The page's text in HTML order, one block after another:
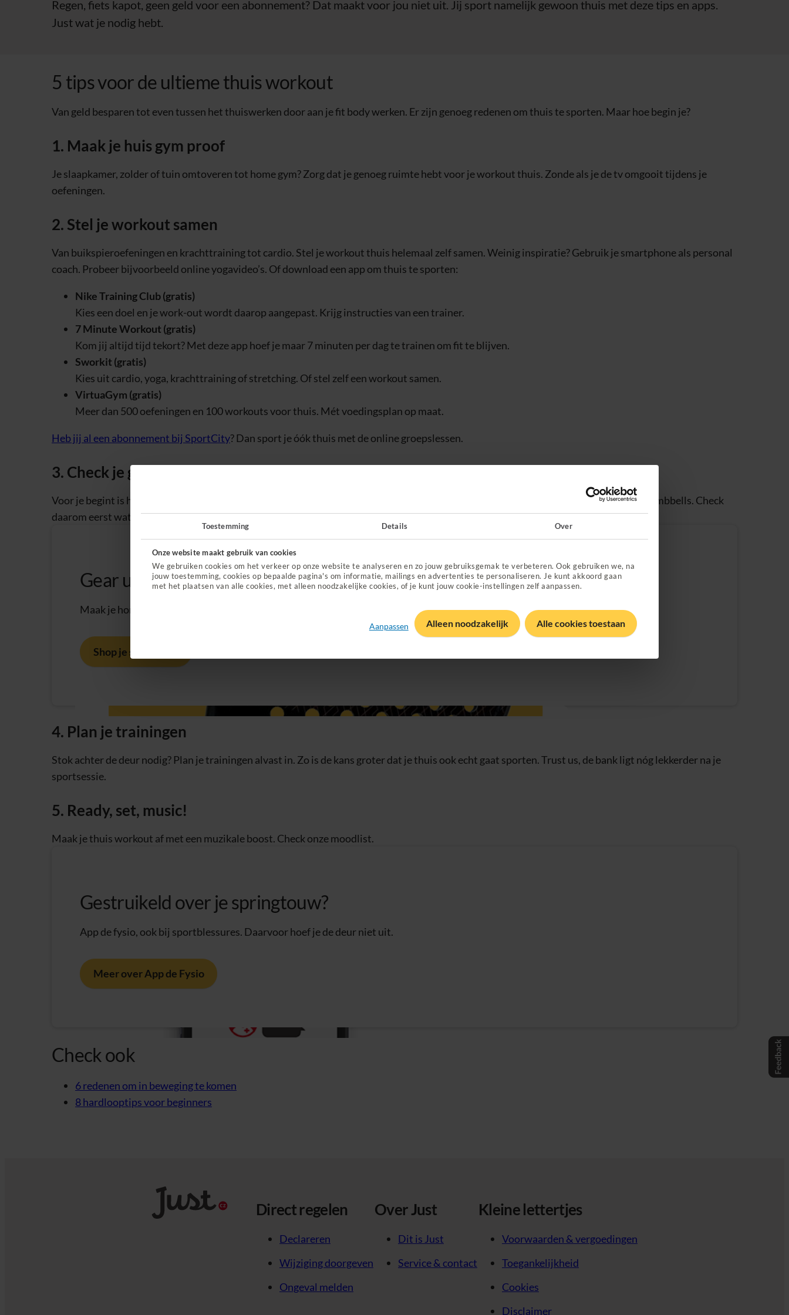
Toestemming Details Over
Onze website maakt gebruik van cookies
We gebruiken cookies om het verkeer op onze website te analyseren en zo jouw gebruiksgemak te verbeteren. Ook gebruiken we, na
jouw toestemming, cookies op bepaalde pagina's om informatie, mailings en advertenties te personaliseren. Je kunt akkoord gaan
met het plaatsen van alle cookies, met alleen noodzakelijke cookies, of je kunt jouw cookie-instellingen zelf aanpassen.
Alleen noodzakelijk
Aanpassen Alle cookies toestaan
Regen, fiets kapot, geen geld voor een abonnement? Dat maakt voor jou niet uit. Jij sport namelijk gewoon thuis met deze tips en apps.
Just wat je nodig hebt.
5 tips voor de ultieme thuis workout
Van geld besparen tot even tussen het thuiswerken door aan je fit body werken. Er zijn genoeg redenen om thuis te sporten. Maar hoe begin je?
1. Maak je huis gym proof
Je slaapkamer, zolder of tuin omtoveren tot home gym? Zorg dat je genoeg ruimte hebt voor je workout thuis. Zonde als je de tv omgooit tijdens je
oefeningen.
2. Stel je workout samen
Van buikspieroefeningen en krachttraining tot cardio. Stel je workout thuis helemaal zelf samen. Weinig inspiratie? Gebruik je smartphone als personal
coach. Probeer bijvoorbeeld online yogavideo’s. Of download een app om thuis te sporten:
Nike Training Club (gratis)
Kies een doel en je work-out wordt daarop aangepast. Krijg instructies van een trainer.
7 Minute Workout (gratis)
Kom jij altijd tijd tekort? Met deze app hoef je maar 7 minuten per dag te trainen om fit te blijven.
Sworkit (gratis)
Kies uit cardio, yoga, krachttraining of stretching. Of stel zelf een workout samen.
VirtuaGym (gratis)
Meer dan 500 oefeningen en 100 workouts voor thuis. Mét voedingsplan op maat.
Heb jij al een abonnement bij SportCity? Dan sport je óók thuis met de online groepslessen.
3. Check je gear
Voor je begint is het sowieso fijn om een matje te hebben. En soms gebruik je nog andere dingen. Zoals een springtouw, fitnessbal of dumbbells. Check
daarom eerst wat je nodig hebt.
Gear up met 10% korting!
Maak je homegym compleet. En til je workout naar een hoger niveau met korting op sportspullen.
Shop je sportsgear
4. Plan je trainingen
Stok achter de deur nodig? Plan je trainingen alvast in. Zo is de kans groter dat je thuis ook echt gaat sporten. Trust us, de bank ligt nóg lekkerder na je
sportsessie.
5. Ready, set, music!
Maak je thuis workout af met een muzikale boost. Check onze moodlist.
Gestruikeld over je springtouw?
App de fysio, ook bij sportblessures. Daarvoor hoef je de deur niet uit.
Meer over App de Fysio
Check ook
6 redenen om in beweging te komen
8 hardlooptips voor beginners
Direct regelen
Declareren
Wijziging doorgeven
Ongeval melden
Over Just
Dit is Just
Service & contact
Kleine lettertjes
Voorwaarden & vergoedingen
Toegankelijkheid
Cookies
Disclaimer